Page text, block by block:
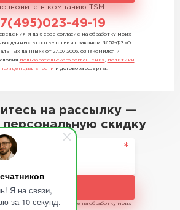
Я на связи,
за 10 секунд.
в компанию TSM
49-19
я даю свое согласие на обработку моих
данных в соответствии с законом №152-ФЗ «О
данных» от 27.07.2006, ознакомился и
пользовательского соглашения
политики
и договора оферты.
на рассылку —
персональную скидку
я даю свое согласие на обработку моих